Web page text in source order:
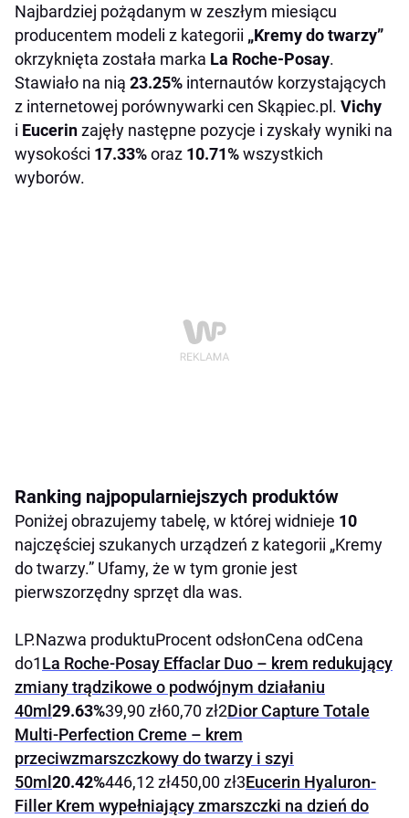
Najbardziej pożądanym w zeszłym miesiącu
producentem modeli z kategorii „Kremy do twarzy”
okrzyknięta została marka La Roche-Posay.
Stawiało na nią 23.25% internautów korzystających
z internetowej porównywarki cen Skąpiec.pl. Vichy
i Eucerinzajęły następne pozycje i zyskały wyniki na
wysokości 17.33%oraz 10.71%wszystkich
wyborów.
Ranking najpopularniejszych produktów
Poniżej obrazujemy tabelę, w której widnieje 10
najczęściej szukanych urządzeń z kategorii „Kremy
do twarzy.” Ufamy, że w tym gronie jest
pierwszorzędny sprzęt dla was.
LP.Nazwa produktuProcent odsłonCena odCena
do1La Roche-Posay Effaclar Duo – krem redukujący
zmiany trądzikowe o podwójnym działaniu
40ml29.63%39,90 zł60,70 zł2Dior Capture Totale
Multi-Perfection Creme – krem
przeciwzmarszczkowy do twarzy i szyi
50ml20.42%446,12 zł450,00 zł3Eucerin Hyaluron-
Filler Krem wypełniający zmarszczki na dzień do